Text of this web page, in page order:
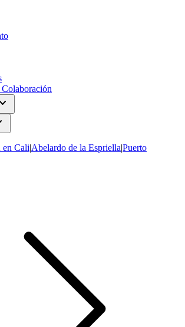
expand_more
en Cali|Abelardo de la Espriella|Puerto